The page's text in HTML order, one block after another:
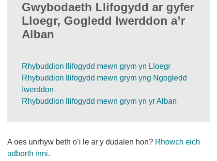
Gwybodaeth Llifogydd ar gyfer
Lloegr, Gogledd Iwerddon a’r
Alban
Rhybuddion llifogydd mewn grym yn Lloegr
Rhybuddion llifogydd mewn grym yng Ngogledd
Iwerddon
Rhybuddion llifogydd mewn grym yn yr Alban
A oes unrhyw beth o’i le ar y dudalen hon? Rhowch eich
adborth inni.